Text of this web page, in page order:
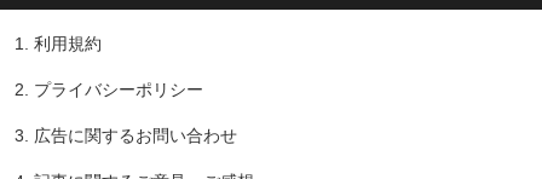
1. 利用規約
2. プライバシーポリシー
3. 広告に関するお問い合わせ